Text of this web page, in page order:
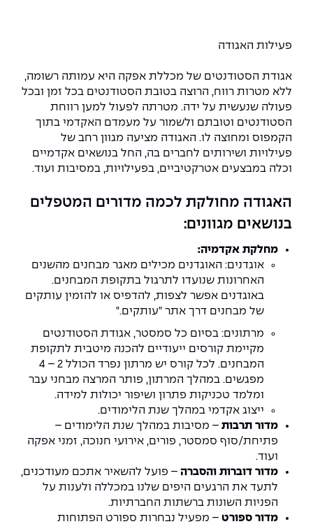
פעילות האגודה
אגודת הסטודנטים של מכללת אפקה היא עמותה רשומה,
ללא מטרות רווח, הרוצה בטובת הסטודנטים בכל זמן ובכל
פעולה שנעשית על ידה. מטרתה לפעול למען רווחת
הסטודנטים וטובתם ולשמור על מעמדם האקדמי בתוך
הקמפוס ומחוצה לו. האגודה מציעה מגוון רחב של
פעילויות ושירותים לחברים בה, החל בנושאים אקדמיים
וכלה במבצעים אטרקטיביים, בפעילויות, במסיבות ועוד.
האגודה מחולקת לכמה מדורים המטפלים
בנושאים מגוונים:
מחלקת אקדמיה:
אוגדנים: האוגדנים מכילים מאגר מבחנים מהשנים
האחרונות שנועדו לתרגול בתקופת המבחנים.
באוגדנים אפשר לצפות, להדפיס או להזמין עותקים
של מבחנים דרך אתר "עותקים."
מרתונים: בסיום כל סמסטר, אגודת הסטודנטים
מקיימת קורסים ייעודיים להכנה מיטבית לתקופת
המבחנים. לכל קורס יש מרתון נפרד הכולל 2 – 4
מפגשים. במהלך המרתון, פותר המרצה מבחני עבר
ומלמד טכניקות פתרון ושיפור יכולות למידה.
ייצוג אקדמי במהלך שנת הלימודים.
מדור תרבות – מסיבות במהלך שנת הלימודים –
פתיחת/סוף סמסטר, פורים, אירועי חנוכה, זמני אפקה
ועוד.
מדור דוברות והסברה – פועל להשאיר אתכם מעודכנים,
לתעד את הרגעים היפים שלנו במכללה ולענות על
הפניות השונות ברשתות החברתיות.
מדור ספורט – מפעיל נבחרות ספורט הפתוחות
נהלים, תקנונים וחקיקה
הוגנות מגדרית
הצהרת נגישות
לעבוד באפקה
לוח שנה אקדמי
חדשות אפקה
כתבות
ידיעות מן העיתונות
כתבי עת
כואבים את לכתם
לעבוד באפקה
משרות פנויות
תואר שני בהנדסה
הנדסת אנרגיה והספק
הנדסה וניהול
הנדסת מערכות
מערכות תבוניות AI
יחידות לימוד אקדמיות
היחידה לפיזיקה
היחידה לאנגלית
היחידה לחברה ורוח
היחידה ללימודי חוץ
קורס ניהול לוגיסטיקה ורכש
מרכז קריירה
מעבדות
ספרייה
אגודת הסטודנטים
מעטפת חוסן
אופק – מרכזים לפיתוח מיומנויות
נבחרות הספורט
מעורבות חברתית
מרכז החדשנות והיזמות
המרכז לקידום הלמידה
היחידה לבינלאומיות
מסלול ישיר לתואר ראשון
מידע למועמד תואר שני
הרשמה און ליין
שאלות ותשובות
תנאי קבלה - הנדסה
למה לעשות תואר שני באפקה?
מעטפת תמיכה וחוסן למשרתות
ולמשרתי המילואים – תשפ״ו
המרכז לאנרגיה מתחדשת ובת קיימא
המרכז למחקר יישומי בעיבוד שפה וקול
המרכז להנדסת חומרים ותהליכים
מרכז ICSGen.AI
Skills & Tech
כנסי פיתוח הון אנושי לאומי בהנדסה
כנס עיבוד דיבור